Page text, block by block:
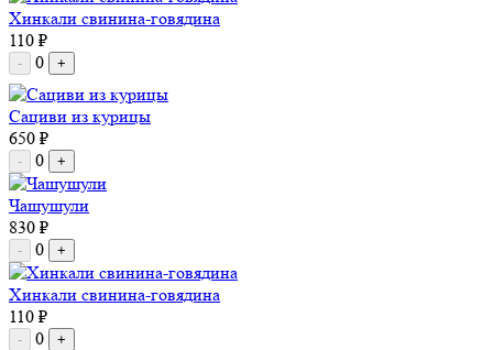
Хинкали свинина-говядина
110 ₽
- 0 +
Сациви из курицы
650 ₽
- 0 +
Чашушули
830 ₽
- 0 +
Хинкали свинина-говядина
110 ₽
- 0 +